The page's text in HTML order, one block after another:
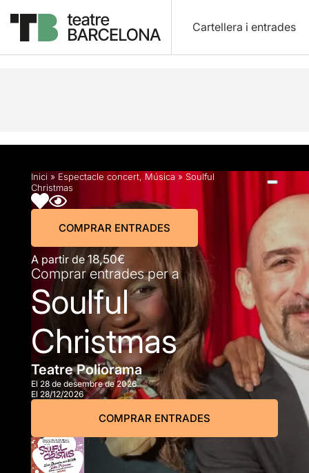
Cartellera i entrades
Descripció Horaris Fitxa artística Fotos i
Inici » Espectacle concert, Música » Soulful
Christmas
A partir de18,50€
COMPRAR ENTRADES
Comprar entrades per a
Soulful
Christmas
Teatre Poliorama
El 28 de desembre de 2026
El 28/12/2026
COMPRAR ENTRADES